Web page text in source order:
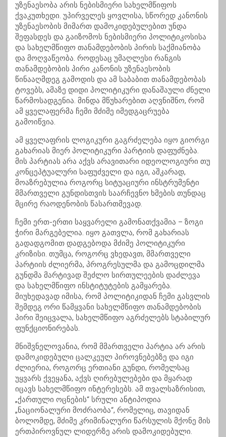
უზენაესობა არის ნებისმიერი სახელმწიფოს
ქვაკუთხედი. უპირველეს ყოვლისა, სწორედ კანონის
უზენაესობის მიმართ დამოკიდებულებით უნდა
შეფასდეს და გაიზომოს ნებისმიერი პოლიტიკოსისა
და სახელმწიფო თანამდებობის პირის საქმიანობა
და მოღვაწეობა. როდესაც უმაღლესი რანგის
თანამდებობის პირი კანონის უზენაესობის
წინააღმდეგ გამოდის და ამ საბაბით თანამდებობას
ტოვებს, ამაზე დიდი პოლიტიკური დანაშაული ძნელი
წარმოსადგენია. მინდა მწუხარებით აღვნიშნო, რომ
ამ ყველაფერმა ჩემი მძიმე იმედგაცრუება
გამოიწვია.
ამ ყველაფრის ლოგიკური გაგრძელება იყო გიორგი
გახარიას მიერ პოლიტიკური პარტიის დაფუძნება.
მის პარტიას არა აქვს არავითარი იდეოლოგიური თუ
კონცეპტუალური საფუძველი და იგი, აშკარად,
მოაზრებულია როგორც სიტუაციური ინსტრუმენტი
მმართველი გუნდისთვის საარჩევნო ხმების თუნდაც
მცირე რაოდენობის წასართმევად.
ჩემი ერთ-ერთი საყვარელი გამონათქვამია – ზოგი
ჭირი მარგებელია. იყო გათვლა, რომ გახარიას
გადადგომით დადგებოდა მძიმე პოლიტიკური
კრიზისი. თუმცა, როგორც ვხედავთ, მმართველი
პარტიის ძლიერმა, პროგრესულმა და გამოცდილმა
გუნდმა მარტივად შეძლო სირთულეების დაძლევა
და სახელმწიფო ინსტიტუტების გამყარება.
მიუხედავად იმისა, რომ პოლიტიკიდან ჩემი გასვლის
შემდეგ ორი წამყვანი სახელმწიფო თანამდებობის
პირი შეიცვალა, სახელმწიფო აგრძელებს სტაბილურ
ფუნქციონირებას.
მნიშვნელოვანია, რომ მმართველი პარტია არ არის
დამოკიდებული ცალკეულ პიროვნებებზე და იგი
ძლიერია, როგორც ერთიანი გუნდი, რომელსაც
უყვარს ქვეყანა, აქვს ღირებულებები და მყარად
იცავს სახელმწიფო ინტერესებს. ამ თვალსაზრისით,
„ქართული ოცნების“ სრული ანტიპოდია
„ნაციონალური მოძრაობა“, რომელიც, თავიდან
ბოლომდე, მძიმე კრიმინალური წარსულის მქონე მის
ერთპიროვნულ ლიდერზე არის დამოკიდებული.